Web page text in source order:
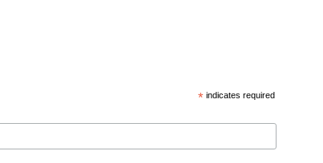
* indicates required